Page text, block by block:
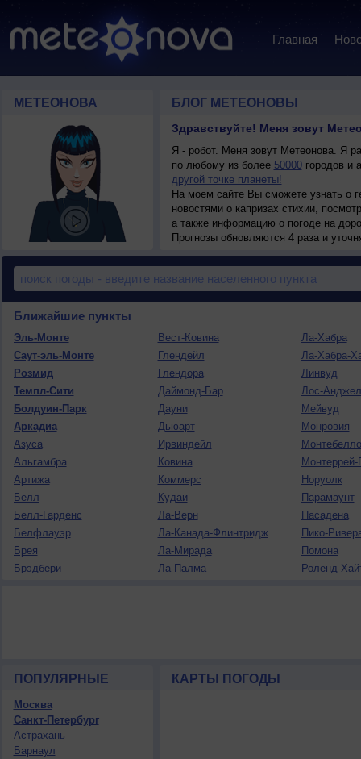
Главная
МЕТЕОНОВА БЛОГ МЕТЕОНОВЫ
Здравствуйте! Меня зовут
Я - робот. Меня зовут Метеонова. Я
по любому из более 50000городов и
другой точке планеты!
На моем сайте Вы сможете узнать о
новостями о капризах стихии,
а также информацию о погоде на
метеоусловиям.
Прогнозы обновляются 4 раза и
Ближайшие пункты
Эль-Монте
Саут-эль-Монте
Розмид
Темпл-Сити
Болдуин-Парк
Аркадиа
Азуса
Альгамбра
Артижа
Белл
Белл-Гарденс
Белфлауэр
Брея
Брэдбери
Вест-Ковина
Глендейл
Глендора
Даймонд-Бар
Дауни
Дьюарт
Ирвиндейл
Ковина
Коммерс
Кудаи
Ла-Верн
Ла-Канада-Флинтридж
Ла-Мирада
Ла-Палма
Ла-Хабра
Ла-Хабра-
Линвуд
Лос-
Мейвуд
Монровия
Монтебелло
Монтеррей-
Норуолк
Парамаунт
Пасадена
Пико-
Помона
Роленд-
ПОПУЛЯРНЫЕ
Москва
Санкт-Петербург
Астрахань
Барнаул
КАРТЫ ПОГОДЫ